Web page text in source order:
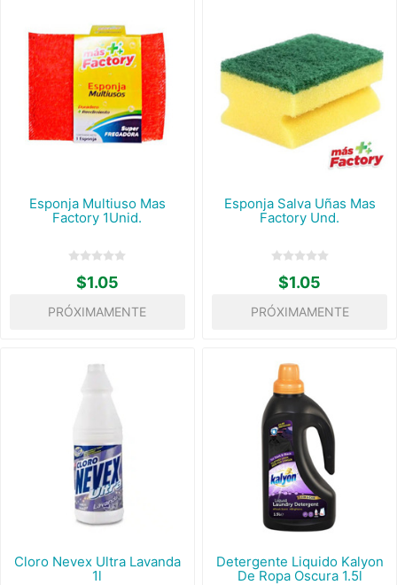
Esponja Multiuso Mas
Factory 1Unid.
$1.05
PRÓXIMAMENTE
Esponja Salva Uñas Mas
Factory Und.
$1.05
PRÓXIMAMENTE
Cloro Nevex Ultra Lavanda
1l
Detergente Liquido Kalyon
De Ropa Oscura 1.5l